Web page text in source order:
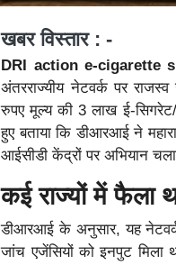
खबर विस्तार : -
DRI action e-cigarette
अंतरराज्यीय नेटवर्क पर
रुपए मूल्य की 3 लाख ई-सिगरेट/
हुए बताया कि डीआरआई ने
आईसीडी केंद्रों पर अभियान
कई राज्यों में फैला
डीआरआई के अनुसार, यह
जांच एजेंसियों को इनपुट मिला